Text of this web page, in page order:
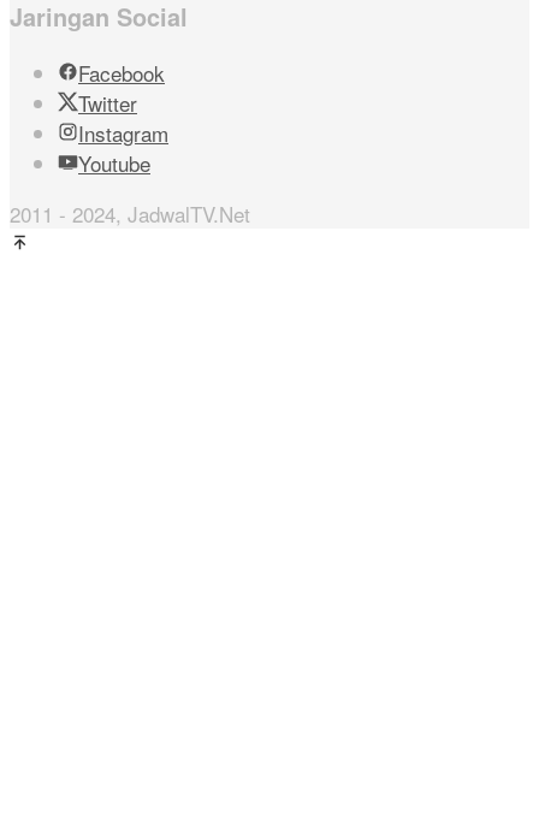
Jaringan Social
Facebook
Twitter
Instagram
Youtube
2011 - 2024, JadwalTV.Net